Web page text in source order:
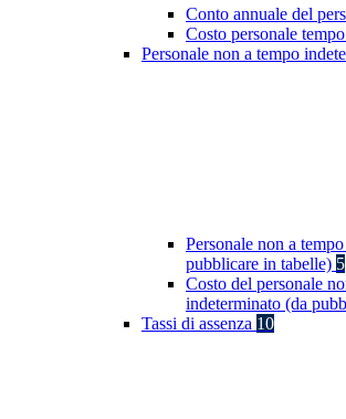
Conto annuale del
Costo personale
Personale non a tempo
Personale non a
pubblicare in tabelle) 5
Costo del personale
indeterminato (da
Tassi di assenza 10